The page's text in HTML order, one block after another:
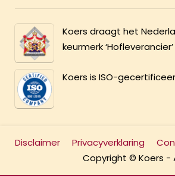
Koers draagt het
keurmerk ‘Hofleverancier’
Koers is ISO-
Disclaimer Privacyverklaring
Copyright © Koers -